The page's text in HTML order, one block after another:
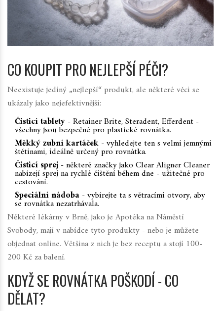
CO KOUPIT PRO NEJLEPŠÍ PÉČI?
Neexistuje jediný „nejlepší“ produkt, ale některé věci se
ukázaly jako nejefektivnější:
Čisticí tablety - Retainer Brite, Steradent, Efferdent -
všechny jsou bezpečné pro plastické rovnátka.
Měkký zubní kartáček - vyhledejte ten s velmi jemnými
štětinami, ideálně určený pro rovnátka.
Čisticí sprej - některé značky jako Clear Aligner Cleaner
nabízejí sprej na rychlé čištění během dne - užitečné pro
cestování.
Speciální nádoba - vybírejte ta s větracími otvory, aby
se rovnátka nezatrhávala.
Některé lékárny v Brně, jako je Apotéka na Náměstí
Svobody, mají v nabídce tyto produkty - nebo je můžete
objednat online. Většina z nich je bez receptu a stojí 100-
200 Kč za balení.
KDYŽ SE ROVNÁTKA POŠKODÍ - CO
DĚLAT?